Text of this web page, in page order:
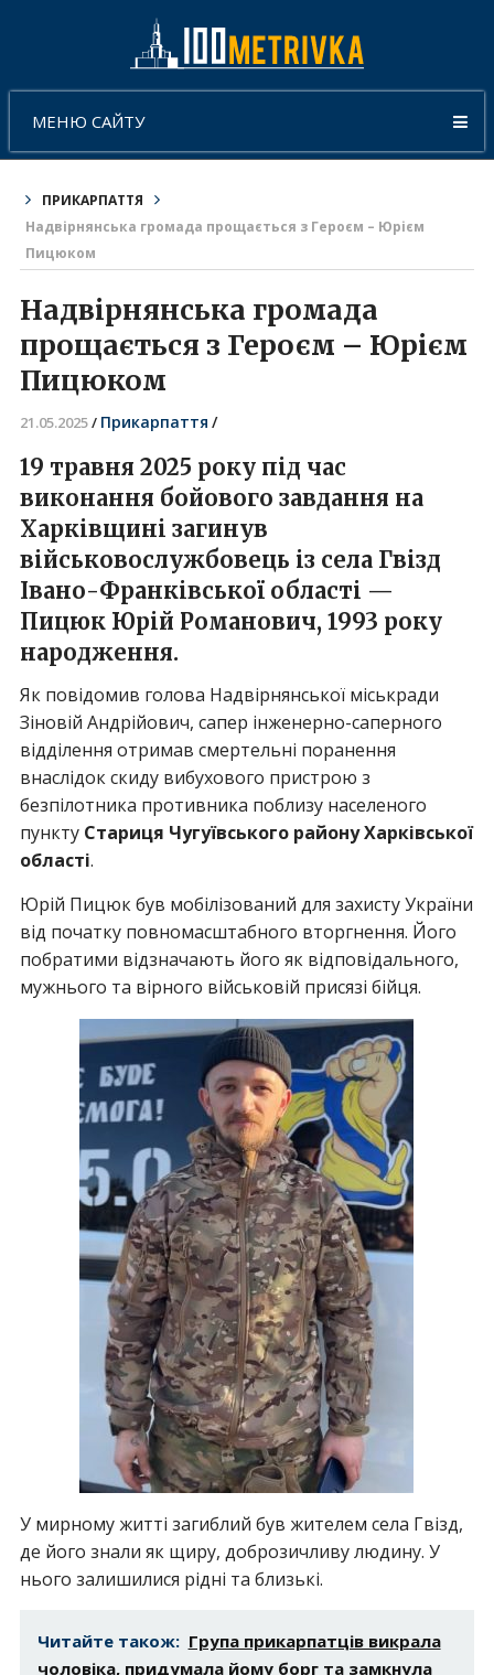
МЕНЮ САЙТУ
ПРИКАРПАТТЯ
Надвірнянська громада прощається з Героєм – Юрієм
Пицюком
Надвірнянська громада
прощається з Героєм – Юрієм
Пицюком
21.05.2025/ Прикарпаття /
19 травня 2025 року під час
виконання бойового завдання на
Харківщині загинув
військовослужбовець із села Гвізд
Івано-Франківської області —
Пицюк Юрій Романович, 1993 року
народження.
Як повідомив голова Надвірнянської міськради
Зіновій Андрійович, сапер інженерно-саперного
відділення отримав смертельні поранення
внаслідок скиду вибухового пристрою з
безпілотника противника поблизу населеного
пункту Стариця Чугуївського району Харківської
області.
Юрій Пицюк був мобілізований для захисту України
від початку повномасштабного вторгнення. Його
побратими відзначають його як відповідального,
мужнього та вірного військовій присязі бійця.
У мирному житті загиблий був жителем села Гвізд,
де його знали як щиру, доброзичливу людину. У
нього залишилися рідні та близькі.
Читайте також: Група прикарпатців викрала
чоловіка, придумала йому борг та замкнула